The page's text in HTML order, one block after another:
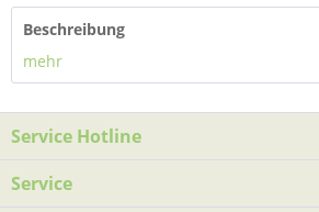
Beschreibung
mehr
Service Hotline
Service